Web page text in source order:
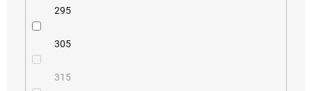
295
305
315